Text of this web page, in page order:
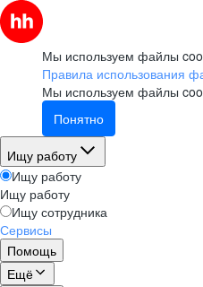
Мы используем файлы
Правила использования
Мы используем файлы
Понятно
Ищу работу
Ищу работу
Ищу работу
Ищу сотрудника
Сервисы
Помощь
Ещё